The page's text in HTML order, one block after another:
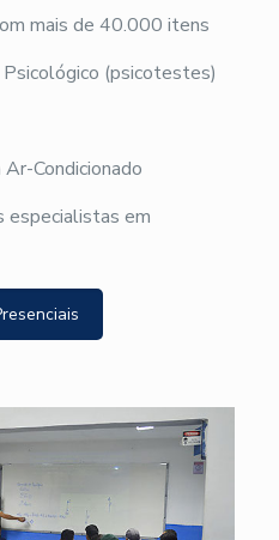
mais de 40.000 itens
(psicotestes)
Condicionado
especialistas em